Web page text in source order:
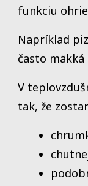
funkciu
Napríklad
často mäkká
V
tak, že